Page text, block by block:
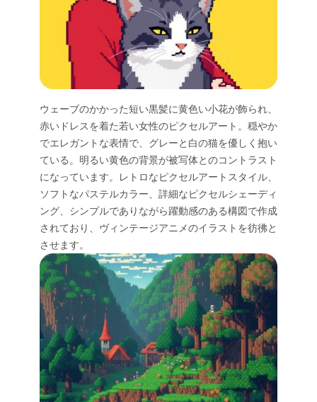
ウェーブのかかった短い黒髪に黄色い小花が飾られ、
赤いドレスを着た若い女性のピクセルアート。穏やか
でエレガントな表情で、グレーと白の猫を優しく抱い
ている。明るい黄色の背景が被写体とのコントラスト
になっています。レトロなピクセルアートスタイル、
ソフトなパステルカラー、詳細なピクセルシェーディ
ング、シンプルでありながら躍動感のある構図で作成
されており、ヴィンテージアニメのイラストを彷彿と
させます。